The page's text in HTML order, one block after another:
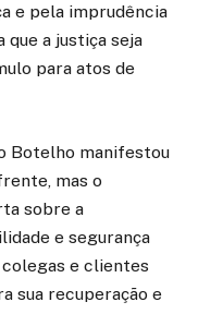
e pela imprudência
que a justiça seja
para atos de
Botelho manifestou
mas o
sobre a
e segurança
colegas e clientes
sua recuperação e